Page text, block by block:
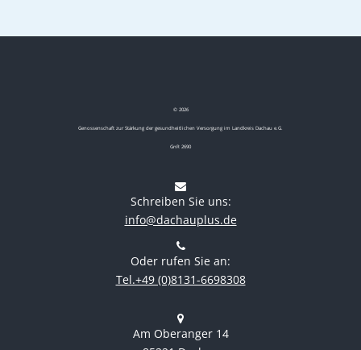
© 2026
Genossenschaft zur Stärkung der gesundheitlichen Versorgung im Landkreis Dachau e.G.
GnR 2690
Schreiben Sie uns:
info@dachauplus.de
Oder rufen Sie an:
Tel.+49 (0)8131-6698308
Am Oberanger 14